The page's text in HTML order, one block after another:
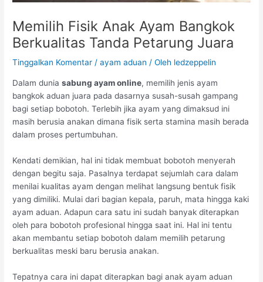
Memilih Fisik Anak Ayam Bangkok
Berkualitas Tanda Petarung Juara
Tinggalkan Komentar /ayam aduan / Oleh ledzeppelin
Dalam duniasabung ayam online, memilih jenis ayam
bangkok aduan juara pada dasarnya susah-susah gampang
bagi setiap bobotoh. Terlebih jika ayam yang dimaksud ini
masih berusia anakan dimana fisik serta stamina masih berada
dalam proses pertumbuhan.
Kendati demikian, hal ini tidak membuat bobotoh menyerah
dengan begitu saja. Pasalnya terdapat sejumlah cara dalam
menilai kualitas ayam dengan melihat langsung bentuk fisik
yang dimiliki. Mulai dari bagian kepala, paruh, mata hingga kaki
ayam aduan. Adapun cara satu ini sudah banyak diterapkan
oleh para bobotoh profesional hingga saat ini. Hal ini tentu
akan membantu setiap bobotoh dalam memilih petarung
berkualitas meski baru berusia anakan.
Tepatnya cara ini dapat diterapkan bagi anak ayam aduan